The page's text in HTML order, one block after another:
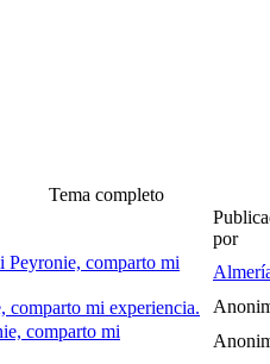
Tema completo
por
Peyronie, comparto mi
comparto mi experiencia.
comparto mi